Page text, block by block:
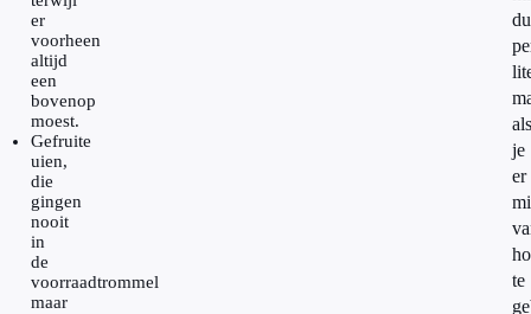
er
voorheen
altijd
een
bovenop
moest.
Gefruite
uien,
die
gingen
nooit
in
de
voorraadtrommel
maar
als
je
er
te